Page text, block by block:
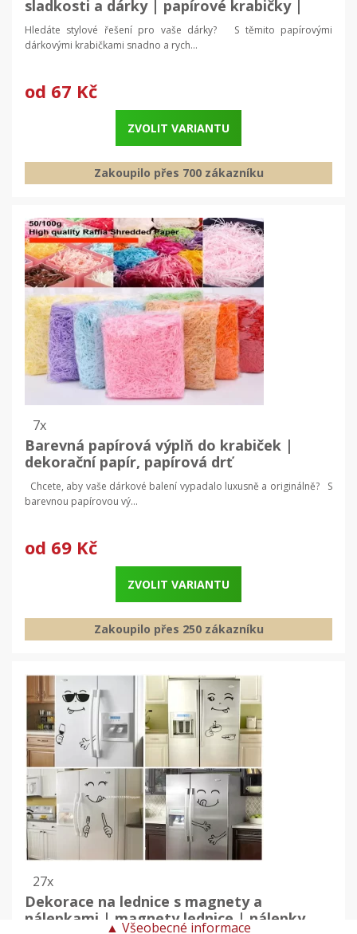
sladkosti a dárky | papírové krabičky |
dárkové obaly
Hledáte stylové řešení pro vaše dárky? S těmito papírovými
dárkovými krabičkami snadno a rych...
od 67 Kč
ZVOLIT VARIANTU
Zakoupilo přes 700 zákazníku
7x
Barevná papírová výplň do krabiček |
dekorační papír, papírová drť
Chcete, aby vaše dárkové balení vypadalo luxusně a originálně? S
barevnou papírovou vý...
od 69 Kč
ZVOLIT VARIANTU
Zakoupilo přes 250 zákazníku
27x
Dekorace na lednice s magnety a
nálepkami | magnety lednice | nálepky
▲ Všeobecné informace